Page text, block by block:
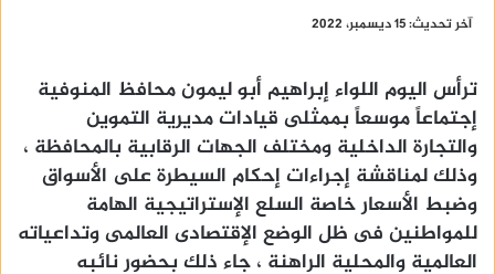
آخر تحديث: 15 ديسمبر، 2022
ترأس اليوم اللواء إبراهيم أبو ليمون محافظ المنوفية
إجتماعاً موسعاً بممثلى قيادات مديرية التموين
والتجارة الداخلية ومختلف الجهات الرقابية بالمحافظة ،
وذلك لمناقشة إجراءات إحكام السيطرة على الأسواق
وضبط الأسعار خاصة السلع الإستراتيجية الهامة
للمواطنين فى ظل الوضع الإقتصادى العالمى وتداعياته
العالمية والمحلية الراهنة ، جاء ذلك بحضور نائبه